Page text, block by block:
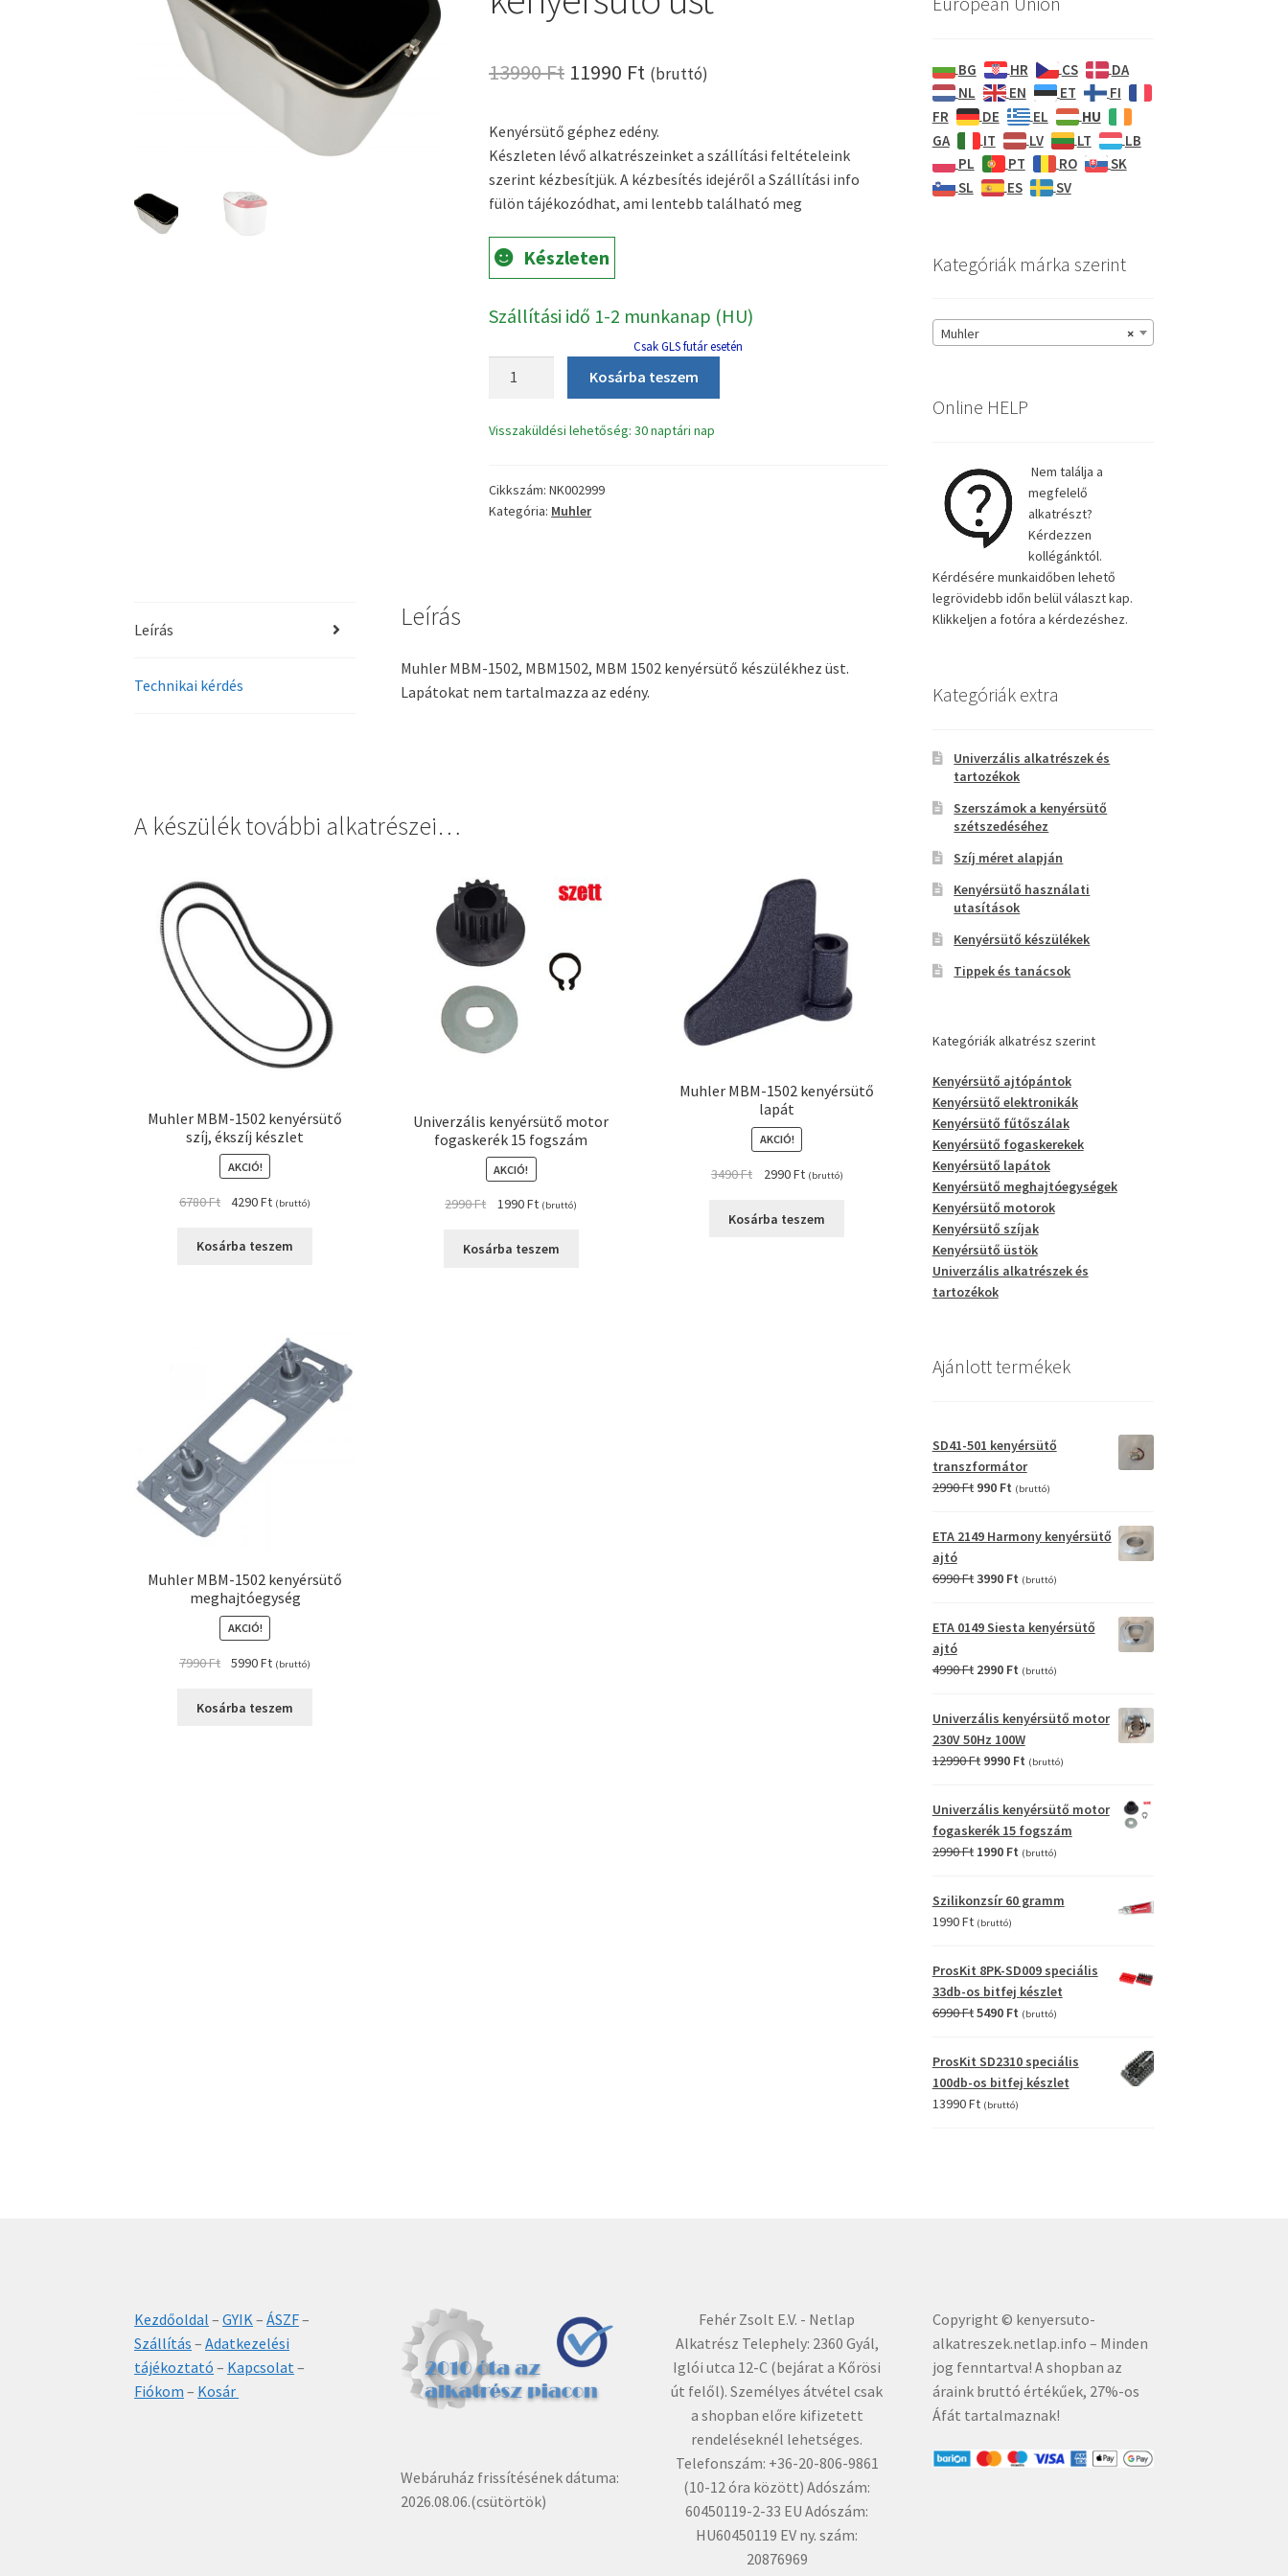
13990Ft Original
was:
13990 Ft.
11990 Ft Current
is:
11990 Ft.
(bruttó)
Kenyérsütő géphez edény.
Készleten lévő alkatrészeinket a szállítási feltételeink
szerint kézbesítjük. A kézbesítés idejéről a Szállítási info
fülön tájékozódhat, ami lentebb található meg
Készleten
Szállítási idő 1-2 munkanap (HU)
Csak GLS futár esetén
kenyérsütő
mennyiség
Kosárba teszem
Visszaküldési lehetőség: 30 naptári nap
Cikkszám:NK002999
Kategória: Muhler
Leírás
Technikai kérdés
Leírás
Muhler MBM-1502, MBM1502, MBM 1502 kenyérsütő készülékhez üst.
Lapátokat nem tartalmazza az edény.
A készülék további alkatrészei…
Muhler MBM-1502 kenyérsütő
szíj, ékszíj készlet
AKCIÓ!
6780Ft
Original
was:
4290FtCurrent
is:
(bruttó)
Kosárba teszem
Univerzális kenyérsütő motor
fogaskerék 15 fogszám
AKCIÓ!
2990Ft
Original
was:
1990FtCurrent
is:
(bruttó)
Kosárba teszem
Muhler MBM-1502 kenyérsütő
lapát
AKCIÓ!
3490Ft
Original
was:
2990FtCurrent
is:
(bruttó)
Kosárba teszem
Muhler MBM-1502 kenyérsütő
meghajtóegység
AKCIÓ!
7990Ft
Original
was:
5990FtCurrent
is:
(bruttó)
Kosárba teszem
BG HR CS
DA
NL
EN ET
FI
FR
DE EL
HU
GA
IT LV LT
LB
PL
PT RO
SK
SL
ES SV
Kategóriák márka szerint
×
Muhler
Online HELP
Nem találja a
megfelelő
alkatrészt?
Kérdezzen
kollégánktól.
Kérdésére munkaidőben lehető
legrövidebb időn belül választ kap.
Klikkeljen a fotóra a kérdezéshez.
Kategóriák extra
Univerzális alkatrészek és
tartozékok
Szerszámok a kenyérsütő
szétszedéséhez
Szíj méret alapján
Kenyérsütő használati
utasítások
Kenyérsütő készülékek
Tippek és tanácsok
Kategóriák alkatrész szerint
Kenyérsütő ajtópántok
Kenyérsütő elektronikák
Kenyérsütő fűtőszálak
Kenyérsütő fogaskerekek
Kenyérsütő lapátok
Kenyérsütő meghajtóegységek
Kenyérsütő motorok
Kenyérsütő szíjak
Kenyérsütő üstök
Univerzális alkatrészek és
tartozékok
Ajánlott termékek
SD41-501 kenyérsütő
transzformátor
2990Ft Original
was:
990 FtCurrent
990 Ft.
(bruttó)
ETA 2149 Harmony kenyérsütő
ajtó
6990FtOriginal
was:
3990 FtCurrent
is:
3990 Ft.
(bruttó)
ETA 0149 Siesta kenyérsütő
ajtó
4990Ft Original
was:
4990 Ft.
2990 FtCurrent
2990 Ft.
(bruttó)
Univerzális kenyérsütő motor
230V 50Hz 100W
12990Ft Original
was:
12990 Ft.
9990 FtCurrent
is:
9990 Ft.
(bruttó)
Univerzális kenyérsütő motor
fogaskerék 15 fogszám
2990Ft Original
was:
1990 FtCurrent
is:
1990 Ft.
(bruttó)
Szilikonzsír 60 gramm
1990Ft (bruttó)
ProsKit 8PK-SD009 speciális
33db-os bitfej készlet
6990FtOriginal
was:
6990 Ft.
5490 FtCurrent
is:
5490 Ft.
(bruttó)
ProsKit SD2310 speciális
100db-os bitfej készlet
13990Ft (bruttó)
Kezdőoldal –GYIK–ÁSZF–
Szállítás –Adatkezelési
tájékoztató – Kapcsolat–
Fiókom – Kosár
Webáruház frissítésének dátuma:
2026.08.06.(csütörtök)
Fehér Zsolt E.V. - Netlap
Alkatrész Telephely: 2360 Gyál,
Iglói utca 12-C (bejárat a Kőrösi
út felől). Személyes átvétel csak
a shopban előre kifizetett
rendeléseknél lehetséges.
Telefonszám: +36-20-806-9861
(10-12 óra között) Adószám:
60450119-2-33 EU Adószám:
HU60450119 EV ny. szám:
20876969
Copyright © kenyersuto-
alkatreszek.netlap.info – Minden
jog fenntartva! A shopban az
áraink bruttó értékűek, 27%-os
Áfát tartalmaznak!